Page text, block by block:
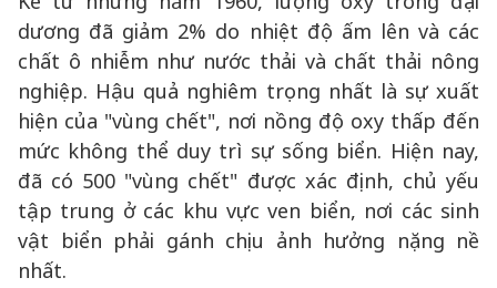
dương đã giảm 2% do nhiệt độ ấm lên và các
chất ô nhiễm như nước thải và chất thải nông
nghiệp. Hậu quả nghiêm trọng nhất là sự xuất
hiện của "vùng chết", nơi nồng độ oxy thấp đến
mức không thể duy trì sự sống biển. Hiện nay,
đã có 500 "vùng chết" được xác định, chủ yếu
tập trung ở các khu vực ven biển, nơi các sinh
vật biển phải gánh chịu ảnh hưởng nặng nề
nhất.